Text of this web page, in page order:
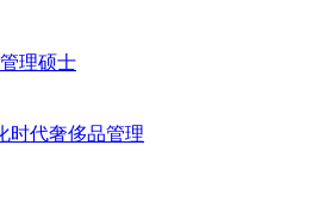
理硕士
代奢侈品管理